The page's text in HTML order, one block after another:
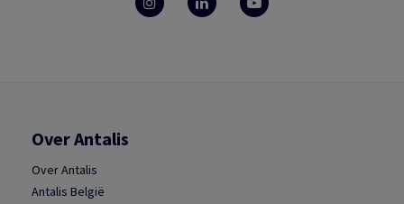
Over Antalis
Over Antalis
Antalis België